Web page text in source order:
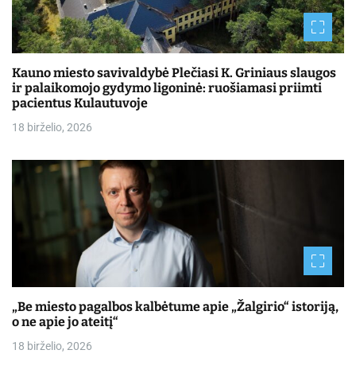
Kauno miesto savivaldybė Plečiasi K. Griniaus slaugos
ir palaikomojo gydymo ligoninė: ruošiamasi priimti
pacientus Kulautuvoje
18 birželio, 2026
„Be miesto pagalbos kalbėtume apie „Žalgirio“ istoriją,
o ne apie jo ateitį“
18 birželio, 2026